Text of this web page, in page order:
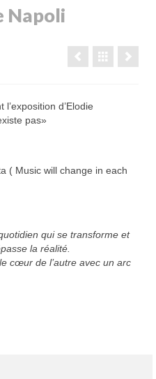
Napoli
d’Elodie
pas»
( Music will change in each
qui se transforme et
la réalité.
cœur de l’autre avec un arc